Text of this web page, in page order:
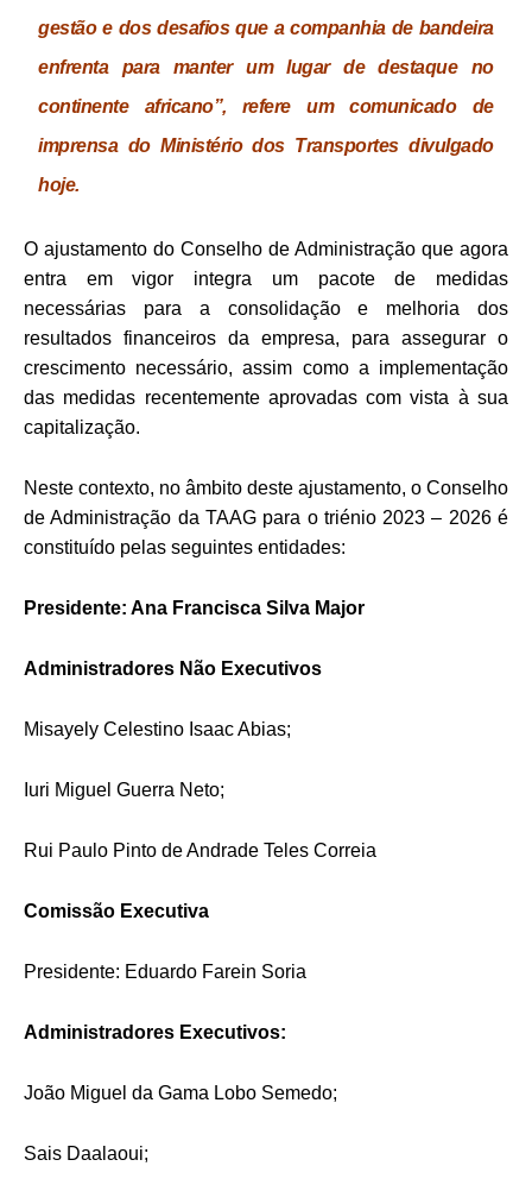
gestão e dos desafios que a companhia de bandeira
enfrenta para manter um lugar de destaque no
continente africano”, refere um comunicado de
imprensa do Ministério dos Transportes divulgado
hoje.
O ajustamento do Conselho de Administração que agora
entra em vigor integra um pacote de medidas
necessárias para a consolidação e melhoria dos
resultados financeiros da empresa, para assegurar o
crescimento necessário, assim como a implementação
das medidas recentemente aprovadas com vista à sua
capitalização.
Neste contexto, no âmbito deste ajustamento, o Conselho
de Administração da TAAG para o triénio 2023 – 2026 é
constituído pelas seguintes entidades:
Presidente: Ana Francisca Silva Major
Administradores Não Executivos
Misayely Celestino Isaac Abias;
Iuri Miguel Guerra Neto;
Rui Paulo Pinto de Andrade Teles Correia
Comissão Executiva
Presidente: Eduardo Farein Soria
Administradores Executivos:
João Miguel da Gama Lobo Semedo;
Sais Daalaoui;